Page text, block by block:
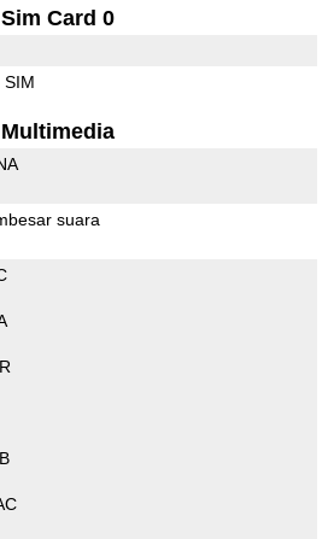
Sim Card 0
SIM
Multimedia
suara